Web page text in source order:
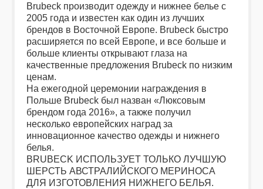
Brubeck производит одежду и нижнее белье с
2005 года и известен как один из лучших
брендов в Восточной Европе. Brubeck быстро
расширяется по всей Европе, и все больше и
больше клиенты открывают глаза на
качественные предложения Brubeck по низким
ценам.
На ежегодной церемонии награждения в
Польше Brubeck был назван «Люксовым
брендом года 2016», а также получил
несколько европейских наград за
инновационное качество одежды и нижнего
белья.
BRUBECK ИСПОЛЬЗУЕТ ТОЛЬКО ЛУЧШУЮ
ШЕРСТЬ АВСТРАЛИЙСКОГО МЕРИНОСА
ДЛЯ ИЗГОТОВЛЕНИЯ НИЖНЕГО БЕЛЬЯ.